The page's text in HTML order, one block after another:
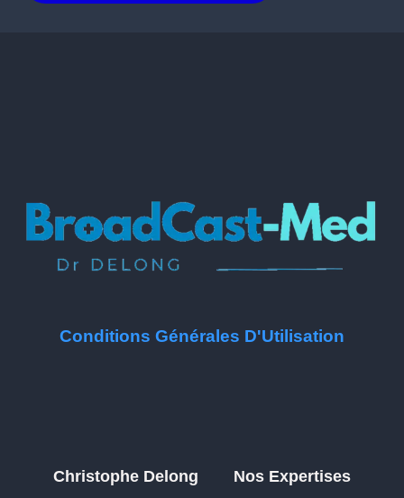
Conditions Générales D'Utilisation
Christophe Delong Nos Expertises